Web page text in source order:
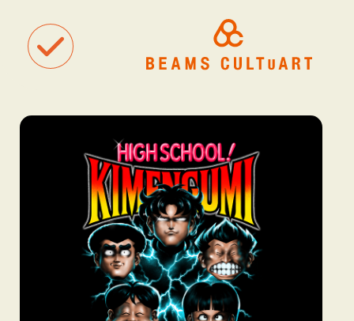
聴
着
タグ一覧
#BEAMS CULTUART #BEAMS MANGART
#bPrビームス
#Bギャラリー
#TOKYO CULTUART by BEAMS
#Tシャツ